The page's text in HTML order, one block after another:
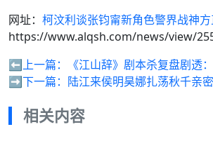
网址： 柯汶利谈张钧甯新角色警界战神
https://www.alqsh.com/news/view/
⬅️上一篇：
《江山辞》剧本杀复盘剧透
➡️下一篇： 陆江来侯明昊娜扎荡秋千亲密
相关内容